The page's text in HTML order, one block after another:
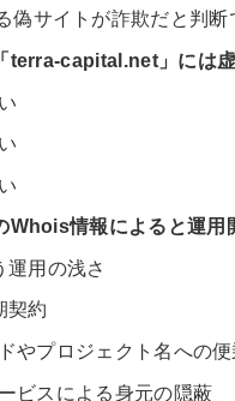
偽サイトが詐欺だと判断
capital.net」には
情報によると運用
用の浅さ
契約
やプロジェクト名への
ビスによる身元の隠蔽